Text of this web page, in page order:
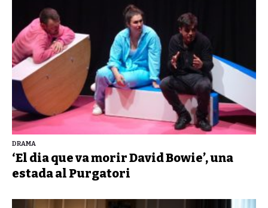
DRAMA
‘El dia que va morir David Bowie’, una
estada al Purgatori